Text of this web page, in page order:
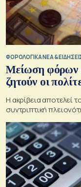
ΦΟΡΟΛΟΓΙΚΑ ΝΕΑ &
Μείωση φόρων
ζητούν οι
Η ακρίβεια αποτελεί
συντριπτική